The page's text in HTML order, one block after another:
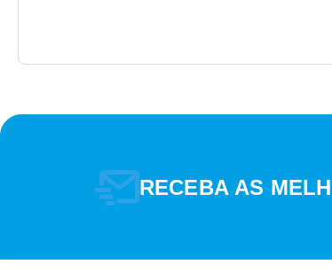
RECEBA AS